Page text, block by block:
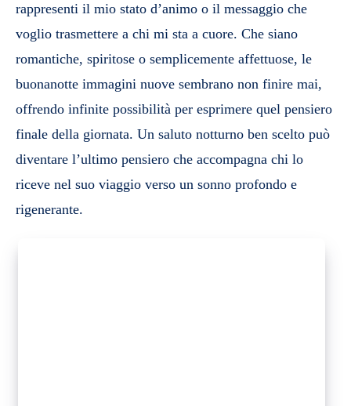
rappresenti il mio stato d’animo o il messaggio che
voglio trasmettere a chi mi sta a cuore. Che siano
romantiche, spiritose o semplicemente affettuose, le
buonanotte immagini nuove sembrano non finire mai,
offrendo infinite possibilità per esprimere quel pensiero
finale della giornata. Un saluto notturno ben scelto può
diventare l’ultimo pensiero che accompagna chi lo
riceve nel suo viaggio verso un sonno profondo e
rigenerante.